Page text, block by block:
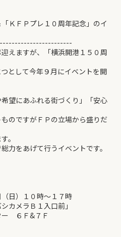
ＫＦＰプレ１０周年記念」のイ
えますが、「横浜開港１５０周
として今年９月にイベントを開
望にあふれる街づくり」「安心
のですがＦＰの立場から盛りだ
。
力をあげて行うイベントです。
日）１０時～１７時
メラＢ１入口前」
Ｆ&７Ｆ